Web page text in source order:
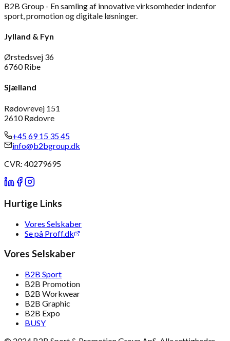
B2B Group - En samling af innovative virksomheder indenfor
sport, promotion og digitale løsninger.
Jylland & Fyn
Ørstedsvej 36
6760 Ribe
Sjælland
Rødovrevej 151
2610 Rødovre
+45 69 15 35 45
info@b2bgroup.dk
CVR: 40279695
Hurtige Links
Vores Selskaber
Se på Proff.dk
Vores Selskaber
B2B Sport
B2B Promotion
B2B Workwear
B2B Graphic
B2B Expo
BUSY